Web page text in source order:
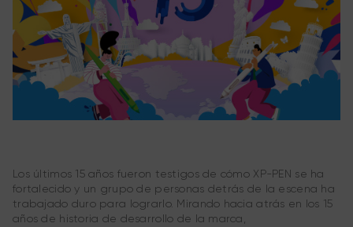
2020 marca el 15° aniversario de XP-PEN, una de las marcas
líderes mundiales de productos de arte digital que goza
de una enorme fama. Hace quince años, en 2002, la marca
XP-PEN se fundó en Japón y comenzó a desarrollar
Los últimos 15 años fueron testigos de cómo XP-PEN se ha
fortalecido y un grupo de personas detrás de la escena ha
trabajado duro para lograrlo. Mirando hacia atrás en los 15
años de historia de desarrollo de la marca,